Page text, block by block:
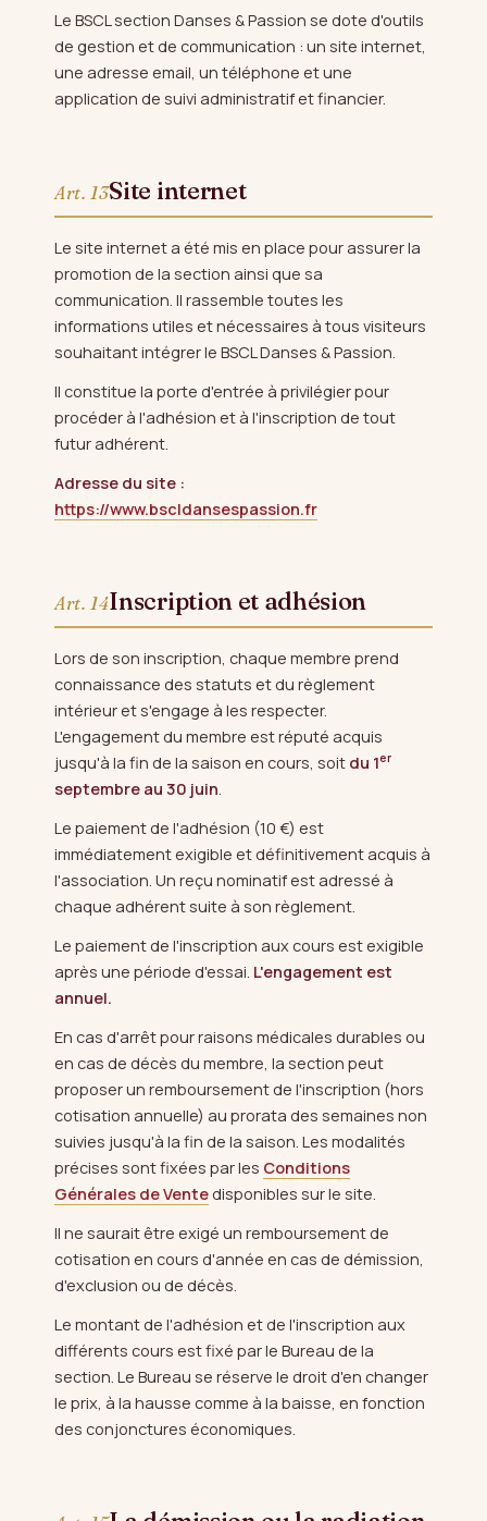
Le BSCL section Danses & Passion se dote d'outils
de gestion et de communication : un site internet,
une adresse email, un téléphone et une
application de suivi administratif et financier.
Art. 13Site internet
Le site internet a été mis en place pour assurer la
promotion de la section ainsi que sa
communication. Il rassemble toutes les
informations utiles et nécessaires à tous visiteurs
souhaitant intégrer le BSCL Danses & Passion.
Il constitue la porte d'entrée à privilégier pour
procéder à l'adhésion et à l'inscription de tout
futur adhérent.
Adresse du site :
https://www.bscldansespassion.fr
Art. 14Inscription et adhésion
Lors de son inscription, chaque membre prend
connaissance des statuts et du règlement
intérieur et s'engage à les respecter.
L'engagement du membre est réputé acquis
jusqu'à la fin de la saison en cours, soit du 1er
septembre au 30 juin
Le paiement de l'adhésion (10 €) est
immédiatement exigible et définitivement acquis à
l'association. Un reçu nominatif est adressé à
chaque adhérent suite à son règlement.
Le paiement de l'inscription aux cours est exigible
après une période d'essai. L'engagement est
annuel.
En cas d'arrêt pour raisons médicales durables ou
en cas de décès du membre, la section peut
proposer un remboursement de l'inscription (hors
cotisation annuelle) au prorata des semaines non
suivies jusqu'à la fin de la saison. Les modalités
précises sont fixées par les Conditions
Générales de Vente disponibles sur le site.
Il ne saurait être exigé un remboursement de
cotisation en cours d'année en cas de démission,
d'exclusion ou de décès.
Le montant de l'adhésion et de l'inscription aux
différents cours est fixé par le Bureau de la
section. Le Bureau se réserve le droit d'en changer
le prix, à la hausse comme à la baisse, en fonction
des conjonctures économiques.